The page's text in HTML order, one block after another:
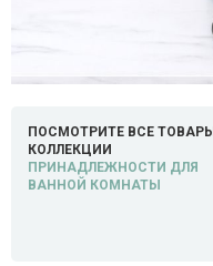
ПОСМОТРИТЕ ВСЕ ТОВАРЫ
КОЛЛЕКЦИИ
ПРИНАДЛЕЖНОСТИ ДЛЯ
ВАННОЙ КОМНАТЫ